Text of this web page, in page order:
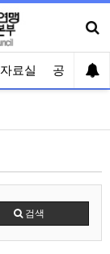
료실 공유게시
검색